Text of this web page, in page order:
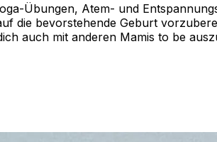
Übungen, Atem- und
die bevorstehende Geburt
auch mit anderen Mamis to be